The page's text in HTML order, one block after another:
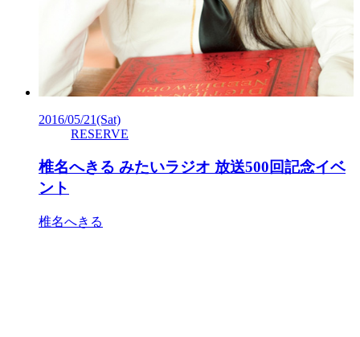
2016/05/21(Sat)
RESERVE
椎名へきる みたいラジオ 放送500回記念イベ
ント
椎名へきる